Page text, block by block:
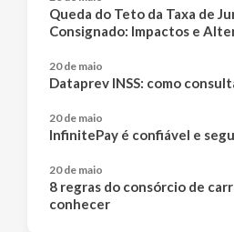
Queda do Teto da Taxa de
Consignado: Impactos e
20 de maio
Dataprev INSS: como
20 de maio
InfinitePay é confiável e
20 de maio
8 regras do consórcio de
conhecer